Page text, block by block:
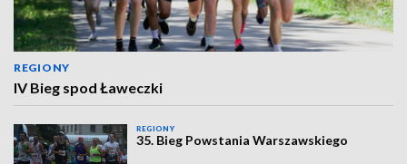
REGIONY
IV Bieg spod Ławeczki
REGIONY
35. Bieg Powstania Warszawskiego